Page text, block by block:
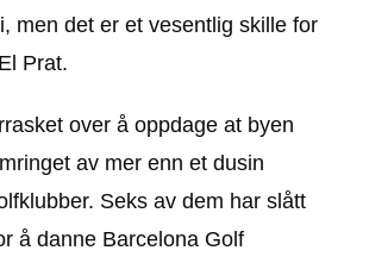
men det er et vesentlig skille for
Prat.
over å oppdage at byen
av mer enn et dusin
Seks av dem har slått
å danne Barcelona Golf